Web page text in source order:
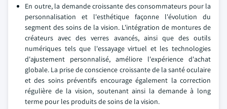
En outre, la demande croissante des consommateurs pour la
personnalisation et l'esthétique façonne l'évolution du
segment des soins de la vision. L'intégration de montures de
créateurs avec des verres avancés, ainsi que des outils
numériques tels que l'essayage virtuel et les technologies
d'ajustement personnalisé, améliore l'expérience d'achat
globale. La prise de conscience croissante de la santé oculaire
et des soins préventifs encourage également la correction
régulière de la vision, soutenant ainsi la demande à long
terme pour les produits de soins de la vision.